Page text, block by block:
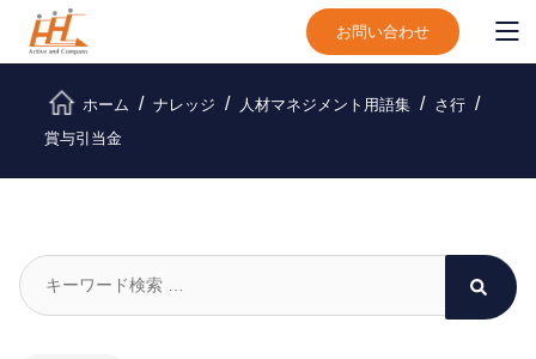
お問い合わせ
ホーム ナレッジ 人材マネジメント用語集
さ行
賞与引当金